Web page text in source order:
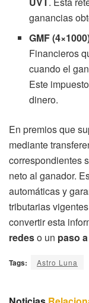
ganancias
GMF
Financieros
cuando el
Este
dinero.
En premios que
mediante
correspondientes
neto al ganador.
automáticas y
tributarias
convertir esta
redeso un paso
Tags: Astro Luna